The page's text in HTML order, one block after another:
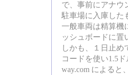
で、事前にアナウ
駐車場に入庫した
一般車両は精算機
ッシュボードに置
しかも、１日止
コードを使い1.5
way.com によると